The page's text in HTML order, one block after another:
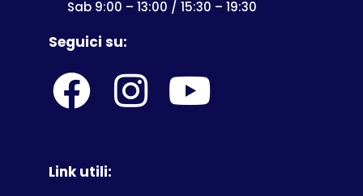
Sab 9:00 – 13:00 / 15:30 – 19:30
Seguici su:
Link utili: